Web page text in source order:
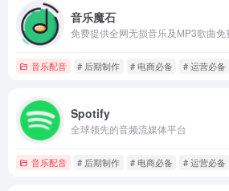
音乐魔石
免费提供全网无损音乐及MP3歌曲
音乐配音 # 后期制作 # 电商必备 # 运营必备
Spotify
全球领先的音频流媒体平台
音乐配音 # 后期制作 # 电商必备 # 运营必备